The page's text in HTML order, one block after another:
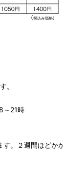
。
～21時
。２週間ほどか